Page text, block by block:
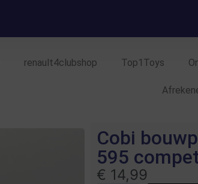
renault4clubshop Top1Toys
Cobi
595
€ 14,99